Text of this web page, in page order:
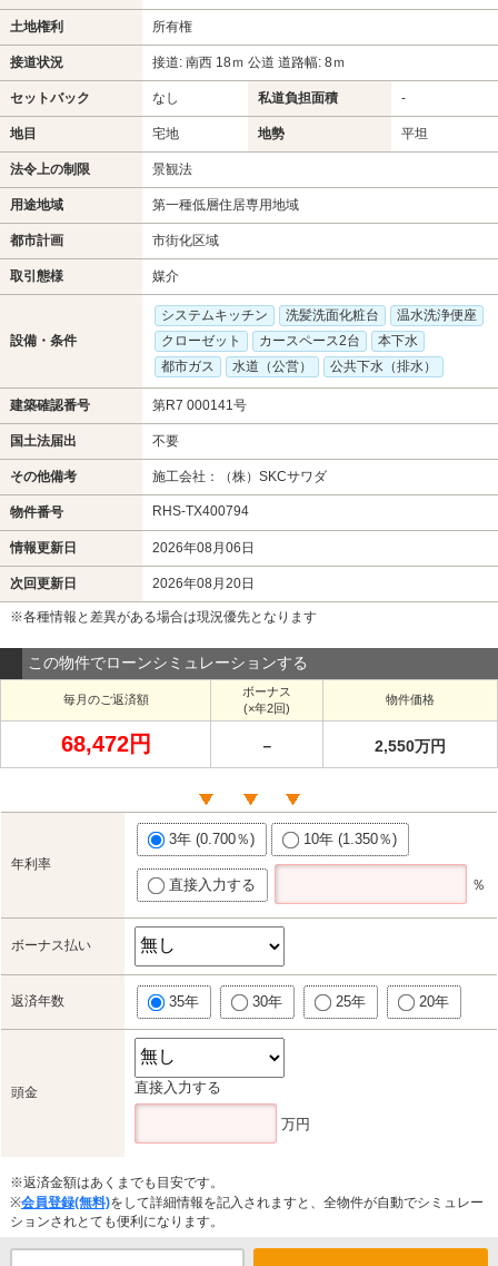
土地権利 所有権
接道状況 接道: 南西 18ｍ 公道 道路幅: 8ｍ
セットバック なし 私道負担面積 -
地目 宅地 地勢 平坦
法令上の制限 景観法
用途地域 第一種低層住居専用地域
都市計画 市街化区域
取引態様 媒介
設備・条件
システムキッチン 洗髪洗面化粧台
温水洗浄便座
クローゼット
カースペース2台
本下水
都市ガス
水道（公営） 公共下水（排水）
建築確認番号 第R7 000141号
国土法届出 不要
その他備考 施工会社：（株）SKCサワダ
物件番号 RHS-TX400794
情報更新日 2026年08月06日
次回更新日 2026年08月20日
※各種情報と差異がある場合は現況優先となります
この物件でローンシミュレーションする
毎月のご返済額
ボーナス
(×年2回)
物件価格
68,472円 － 2,550万円
年利率
3年 (0.700％) 10年 (1.350％)
直接入力する ％
ボーナス払い
返済年数 35年 30年 25年 20年
頭金 直接入力する
万円
※返済金額はあくまでも目安です。
※会員登録(無料)をして詳細情報を記入されますと、全物件が自動でシミュレー
ションされとても便利になります。